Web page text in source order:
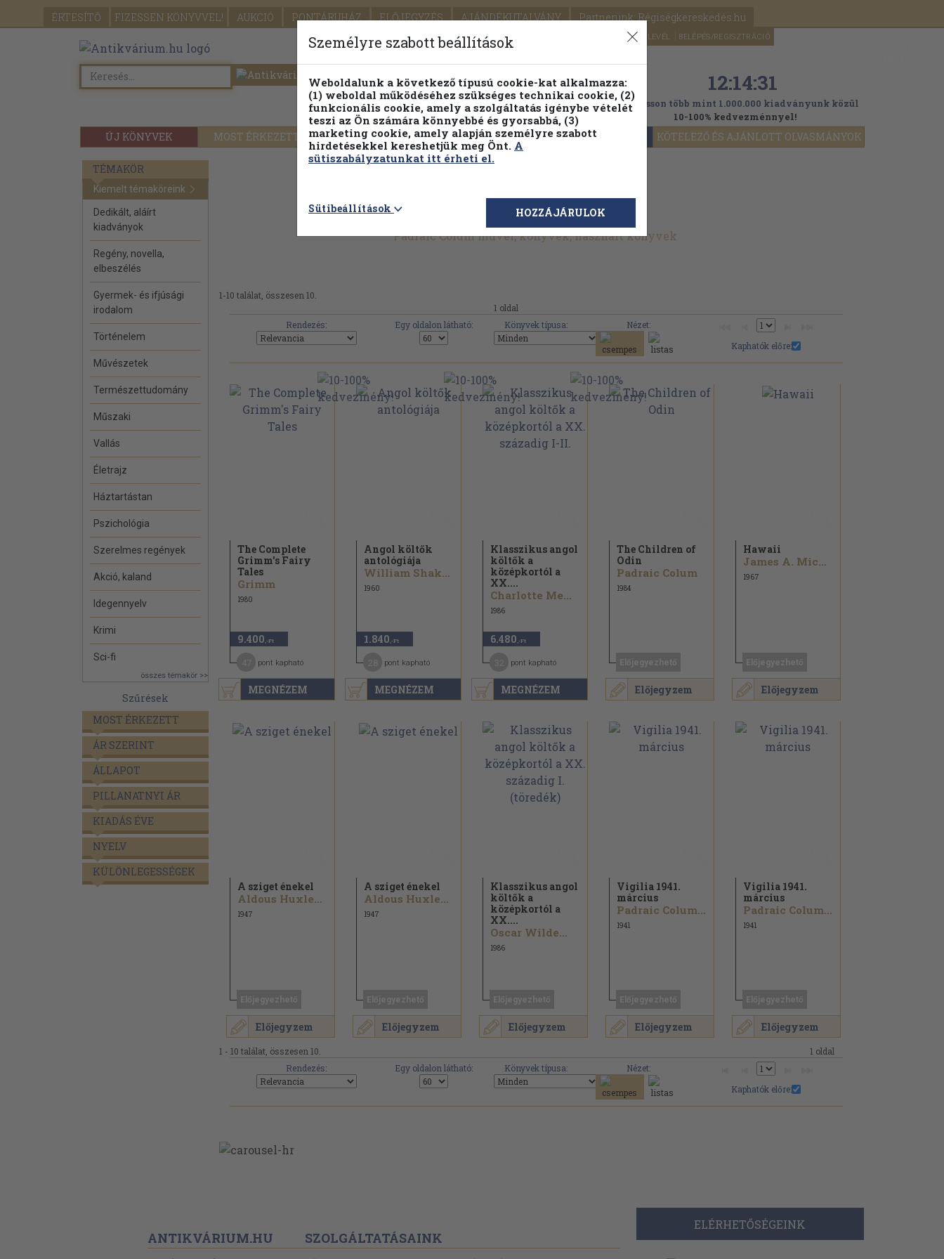
ÉRTESÍTŐ FIZESSEN KÖNYVVEL! AUKCIÓ PONTÁRUHÁZ ELŐJEGYZÉS AJÁNDÉKUTALVÁNY Partnerünk: Régiségkereskedés.hu
SEGÍTSÉG HÍRLEVÉL BELÉPÉS/REGISZTRÁCIÓ
ÚJ KÖNYVEK MOST ÉRKEZETT PILLANATNYI ÁRAINK FENNTARTHATÓ OLVASMÁNYOK KÖTELEZŐ ÉS AJÁNLOTT OLVASMÁNYOK
Részletes kereső Témaköri fa 12:14:30
Válogasson több mint 1.000.000 kiadványunk közül
10-100% kedvezménnyel!
TÉMAKÖR
Kiemelt témaköreink
Dedikált, aláírt
kiadványok
Regény, novella,
elbeszélés
Gyermek- és ifjúsági
irodalom
Történelem
Művészetek
Természettudomány
Műszaki
Vallás
Életrajz
Háztartástan
Pszichológia
Szerelmes regények
Akció, kaland
Idegennyelv
Krimi
Sci-fi
összes témakör >>
Szűrések
MOST ÉRKEZETT
ÁR SZERINT
ÁLLAPOT
PILLANATNYI ÁR
KIADÁS ÉVE
NYELV
KÜLÖNLEGESSÉGEK
Padraic Colum művei, könyvek, használt könyvek
1-10 találat, összesen 10.
1 oldal
Rendezés:
Egy oldalon látható: Könyvek típusa:
Nézet:
Kaphatók előre:
MEGNÉZEM
The Complete
Grimm's Fairy
Tales
Grimm
1980
9.400 ,-Ft
pont kapható
MEGNÉZEM
Angol költők
antológiája
William Shakespeare...
1960
1.840 ,-Ft
pont kapható
MEGNÉZEM
Klasszikus angol
költők a
középkortól a
XX....
Charlotte Mew...
1986
6.480 ,-Ft
pont kapható
Előjegyzem
The Children of
Odin
Padraic Colum
1984
Előjegyzem
Hawaii
James A. Michener...
1967
Előjegyzem
A sziget énekel
Aldous Huxley...
1947
Előjegyzem
A sziget énekel
Aldous Huxley...
1947
Előjegyzem
Klasszikus angol
költők a
középkortól a
XX....
Oscar Wilde...
1986
Előjegyzem
Vigilia 1941.
március
Padraic Colum...
1941
Előjegyzem
Vigilia 1941.
március
Padraic Colum...
1941
1 - 10 találat, összesen 10.
1 oldal
Rendezés:
Egy oldalon látható: Könyvek típusa:
Nézet:
Kaphatók előre:
ANTIKVÁRIUM.HU SZOLGÁLTATÁSAINK
ELÉRHETŐSÉGEINK
Személyre szabott beállítások
Weboldalunk a következő típusú cookie-kat alkalmazza:
(1) weboldal működéséhez szükséges technikai cookie, (2)
funkcionális cookie, amely a szolgáltatás igénybe vételét
teszi az Ön számára könnyebbé és gyorsabbá, (3)
marketing cookie, amely alapján személyre szabott
hirdetésekkel kereshetjük meg Önt. A
sütiszabályzatunkat itt érheti el.
Sütibeállítások HOZZÁJÁRULOK